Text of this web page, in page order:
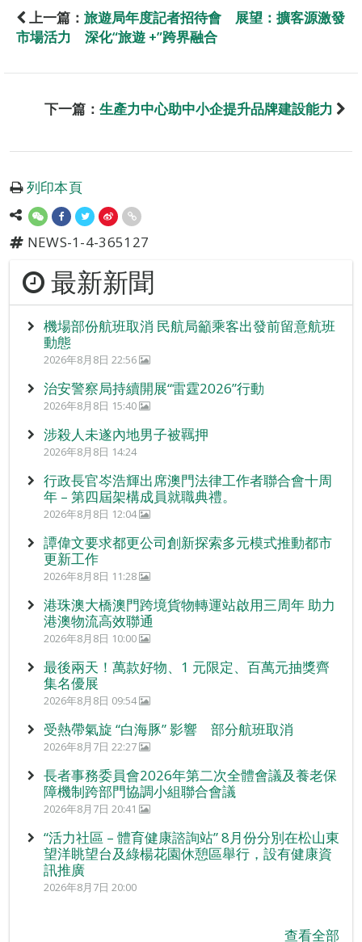
上一篇： 旅遊局年度記者招待會 展望：擴客源激發
市場活力 深化“旅遊 +”跨界融合
下一篇： 生產力中心助中小企提升品牌建設能力
列印本頁
NEWS-1-4-365127
最新新聞
機場部份航班取消 民航局籲乘客出發前留意航班
動態
2026年8月8日 22:56
治安警察局持續開展“雷霆2026”行動
2026年8月8日 15:40
涉殺人未遂內地男子被羈押
2026年8月8日 14:24
行政長官岑浩輝出席澳門法律工作者聯合會十周
年 – 第四屆架構成員就職典禮。
2026年8月8日 12:04
譚偉文要求都更公司創新探索多元模式推動都市
更新工作
2026年8月8日 11:28
港珠澳大橋澳門跨境貨物轉運站啟用三周年 助力
港澳物流高效聯通
2026年8月8日 10:00
最後兩天！萬款好物、1 元限定、百萬元抽獎齊
集名優展
2026年8月8日 09:54
受熱帶氣旋 “白海豚” 影響 部分航班取消
2026年8月7日 22:27
長者事務委員會2026年第二次全體會議及養老保
障機制跨部門協調小組聯合會議
2026年8月7日 20:41
“活力社區 – 體育健康諮詢站” 8月份分別在松山東
望洋眺望台及綠楊花園休憩區舉行，設有健康資
訊推廣
2026年8月7日 20:00
查看全部